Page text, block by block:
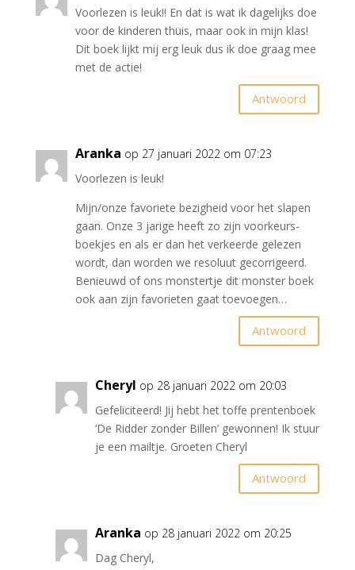
Voorlezen is leuk!! En dat is wat ik dagelijks doe
voor de kinderen thuis, maar ook in mijn klas!
Dit boek lijkt mij erg leuk dus ik doe graag mee
met de actie!
Antwoord
Aranka op 27 januari 2022 om 07:23
Voorlezen is leuk!
Mijn/onze favoriete bezigheid voor het slapen
gaan. Onze 3 jarige heeft zo zijn voorkeurs-
boekjes en als er dan het verkeerde gelezen
wordt, dan worden we resoluut gecorrigeerd.
Benieuwd of ons monstertje dit monster boek
ook aan zijn favorieten gaat toevoegen…
Antwoord
Cheryl op 28 januari 2022 om 20:03
Gefeliciteerd! Jij hebt het toffe prentenboek
‘De Ridder zonder Billen’ gewonnen! Ik stuur
je een mailtje. Groeten Cheryl
Antwoord
Aranka op 28 januari 2022 om 20:25
Dag Cheryl,